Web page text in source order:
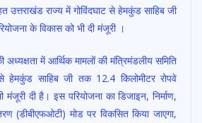
उत्तराखंड राज्य में गोविंदघाट से हेमकुंड साहिब जी
के विकास को भी दी मंजूरी ।
अध्यक्षता में आर्थिक मामलों की मंत्रिमंडलीय समिति
हेमकुंड साहिब जी तक 12.4 किलोमीटर रोपवे
मंजूरी दी है। इस परियोजना का डिजाइन, निर्माण,
(डीबीएफओटी) मोड पर विकसित किया जाएगा,